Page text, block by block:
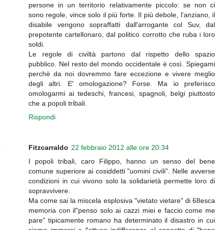
persone in un territorio relativamente piccolo: se non ci
sono regole, vince solo il più forte. Il più debole, l'anziano, il
disabile vengono sopraffatti dall'arrogante col Suv, dal
prepotente cartellonaro, dal politico corrotto che ruba i loro
soldi.
Le regole di civiltà partono dal rispetto dello spazio
pubblico. Nel resto del mondo occidentale è così. Spiegami
perchè da noi dovremmo fare eccezione e vivere meglio
degli altri. E' omologazione? Forse. Ma io preferisco
omologarmi ai tedeschi, francesi, spagnoli, belgi piuttosto
che a popoli tribali.
Rispondi
Fitzcarraldo 22 febbraio 2012 alle ore 20:34
I popoli tribali, caro Filippo, hanno un senso del bene
comune superiore ai cosiddetti "uomini civili". Nelle avverse
condizioni in cui vivono solo la solidarietà permette loro di
sopravvivere.
Ma come sai la miscela esplosiva "vietato vietare" di 68esca
memoria con il"penso solo ai cazzi miei e faccio come me
pare" tipicamente romano ha determinato il disastro in cui